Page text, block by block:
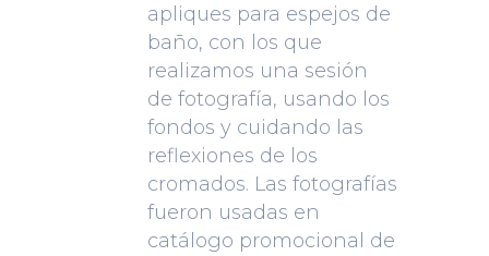
apliques para espejos de
baño, con los que
realizamos una sesión
de fotografía, usando los
fondos y cuidando las
reflexiones de los
cromados. Las fotografías
fueron usadas en
catálogo promocional de